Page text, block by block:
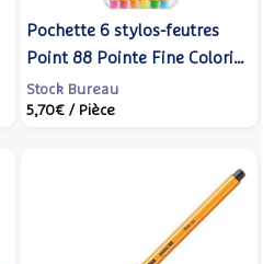
Pochette 6 stylos-feutres
Point 88 Pointe Fine Coloris
fluo Assortis - STABILO
Stock Bureau
5,70€ / Pièce